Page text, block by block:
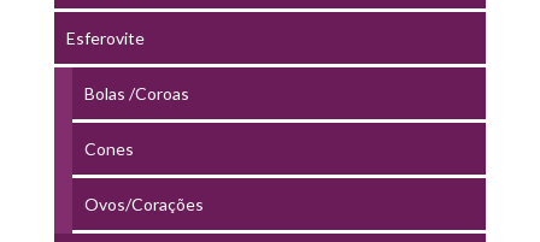
Esferovite
Bolas /Coroas
Cones
Ovos/Corações